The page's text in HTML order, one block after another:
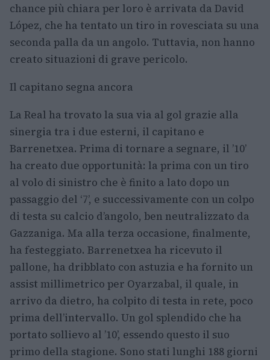
chance più chiara per loro è arrivata da David
López, che ha tentato un tiro in rovesciata su una
seconda palla da un angolo. Tuttavia, non hanno
creato situazioni di grave pericolo.
Il capitano segna ancora
La Real ha trovato la sua via al gol grazie alla
sinergia tra i due esterni, il capitano e
Barrenetxea. Prima di tornare a segnare, il ’10’
ha creato due opportunità: la prima con un tiro
al volo di sinistro che è finito a lato dopo un
passaggio del ‘7’, e successivamente con un colpo
di testa su calcio d’angolo, ben neutralizzato da
Gazzaniga. Ma alla terza occasione, finalmente,
ha festeggiato. Barrenetxea ha ricevuto il
pallone, ha dribblato con astuzia e ha fornito un
assist millimetrico per Oyarzabal, il quale, in
arrivo da dietro, ha colpito di testa in rete, poco
prima dell’intervallo. Un gol splendido che ha
portato sollievo al ’10’, essendo questo il suo
primo della stagione. Sono stati lunghi 188 giorni